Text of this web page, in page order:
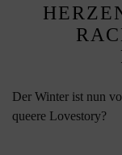
Der Winter ist nun
queere Lovestory?